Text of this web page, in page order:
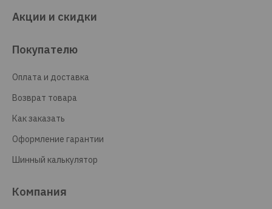
Акции и скидки
Покупателю
Оплата и доставка
Возврат товара
Как заказать
Оформление гарантии
Шинный калькулятор
Компания